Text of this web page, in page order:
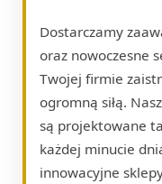
Dostarczamy
oraz nowoczesne
Twojej firmie
ogromną siłą.
są projektowane
każdej minucie
innowacyjne